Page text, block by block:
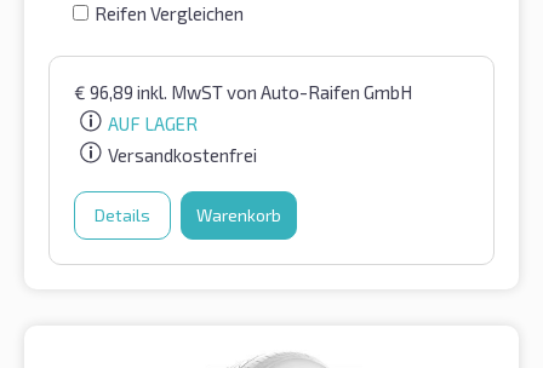
Reifen Vergleichen
€ 96,89 inkl. MwSTvon Auto-Raifen GmbH
AUF LAGER
Versandkostenfrei
Details Warenkorb